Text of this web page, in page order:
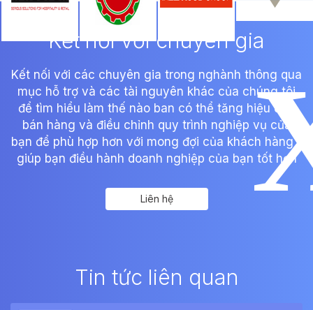
Kết nối với chuyên gia
Kết nối với các chuyên gia trong nghành thông qua
mục hỗ trợ và các tài nguyên khác của chúng tôi
để tìm hiểu làm thế nào ban có thể tăng hiệu quả
bán hàng và điều chỉnh quy trình nghiệp vụ của
bạn để phù hợp hơn với mong đợi của khách hàng -
giúp bạn điều hành doanh nghiệp của bạn tốt hơn
Liên hệ
Tin tức liên quan